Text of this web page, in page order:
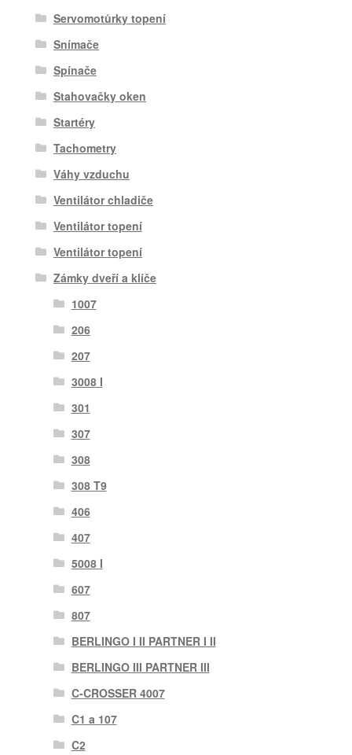
Servomotůrky topení
Snímače
Spínače
Stahovačky oken
Startéry
Tachometry
Váhy vzduchu
Ventilátor chladiče
Ventilátor topení
Ventilátor topení
Zámky dveří a klíče
1007
206
207
3008 I
301
307
308
308 T9
406
407
5008 I
607
807
BERLINGO I II PARTNER I II
BERLINGO III PARTNER III
C-CROSSER 4007
C1 a 107
C2